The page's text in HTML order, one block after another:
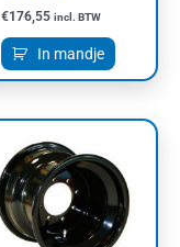
€176,55 incl. BTW
In mandje